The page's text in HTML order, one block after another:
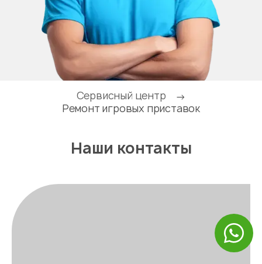
Сервисный центр
→
Ремонт игровых приставок
Наши контакты